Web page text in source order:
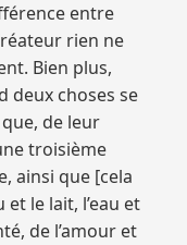
entre
rien ne
Bien plus,
deux choses se
de leur
troisième
ainsi que [cela
et le lait, l’eau et
de l’amour et